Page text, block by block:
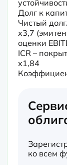
Долг к
Чистый
х3,7
оценки
ICR –
х1,84
ко всем